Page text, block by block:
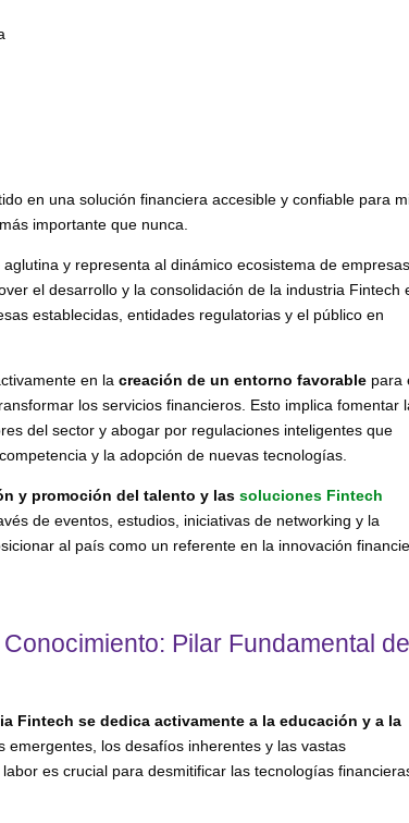
en una solución financiera accesible y confiable para
importante que nunca.
y representa al dinámico ecosistema de empresas
el desarrollo y la consolidación de la industria Fintech
establecidas, entidades regulatorias y el público en
en lacreación de un entorno favorable para
los servicios financieros. Esto implica fomentar
del sector y abogar por regulaciones inteligentes que
y la adopción de nuevas tecnologías.
y promoción del talento y lassoluciones Fintech
de eventos, estudios, iniciativas de networking y la
al país como un referente en la innovación
Pilar Fundamental de
Fintech se dedica activamente a la educación y a la
emergentes, los desafíos inherentes y las vastas
es crucial para desmitificar las tecnologías